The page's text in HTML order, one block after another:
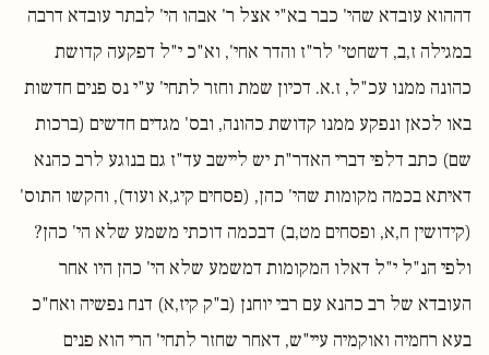
דההוא עובדא שהי' כבר בא"י אצל ר' אבהו הי' לבתר עובדא דרבה
במגילה ז,ב, דשחטי' לר"ז והדר אחי', וא"כ י"ל דפקעה קדושת
כהונה ממנו עכ"ל, ז.א. דכיון שמת וחזר לתחי' ע"י נס פנים חדשות
באו לכאן ונפקע ממנו קדושת כהונה, ובס' מגדים חדשים (ברכות
שם) כתב דלפי דברי האדר"ת יש ליישב עד"ז גם בנוגע לרב כהנא
דאיתא בכמה מקומות שהי' כהן, (פסחים קיג,א ועוד), והקשו התוס'
(קידושין ח,א, ופסחים מט,ב) דבכמה דוכתי משמע שלא הי' כהן?
ולפי הנ"ל י"ל דאלו המקומות דמשמע שלא הי' כהן היו אחר
העובדא של רב כהנא עם רבי יוחנן (ב"ק קיז,א) דנח נפשיה ואח"כ
בעא רחמיה ואוקמיה עיי"ש, דאחר שחזר לתחי' הרי הוא פנים